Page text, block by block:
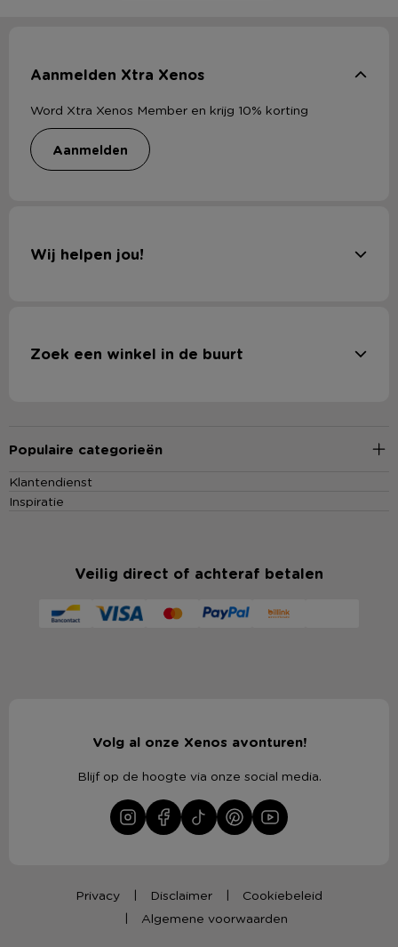
Aanmelden Xtra Xenos
Word Xtra Xenos Member en krijg 10% korting
aanmelden
Wij helpen jou!
Zoek een winkel in de buurt
Populaire categorieën
Klantendienst
Inspiratie
Veilig direct of achteraf betalen
Volg al onze Xenos avonturen!
Blijf op de hoogte via onze social media.
Privacy Disclaimer
Cookiebeleid
Algemene voorwaarden